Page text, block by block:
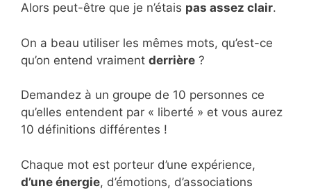
Alors peut-être que je n’étais pas assez clair.
On a beau utiliser les mêmes mots, qu’est-ce
qu’on entend vraiment derrière ?
Demandez à un groupe de 10 personnes ce
qu’elles entendent par « liberté » et vous aurez
10 définitions différentes !
Chaque mot est porteur d’une expérience,
d’une énergie, d’émotions, d’associations